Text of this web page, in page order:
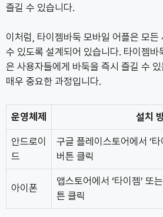
즐길 수 있습니다.
이처럼, 타이젬바둑 모바일 어플은 모
수 있도록 설계되어 있습니다. 타이젬바
은 사용자들에게 바둑을 즉시 즐길 수 있
매우 중요한 과정입니다.
운영체제 설치
안드로이
드
구글 플레이스토어에서 ‘
버튼 클릭
아이폰
앱스토어에서 ‘타이젬’ 또
튼 클릭